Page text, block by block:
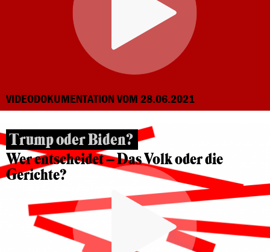
VIDEODOKUMENTATION VOM 28.06.2021
Trump oder Biden?
Wer entscheidet – Das Volk oder die
Gerichte?